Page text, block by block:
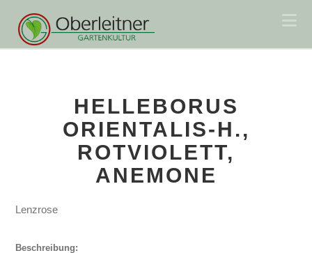
HELLEBORUS
ORIENTALIS-H.,
ROTVIOLETT,
ANEMONE
Lenzrose
Beschreibung: